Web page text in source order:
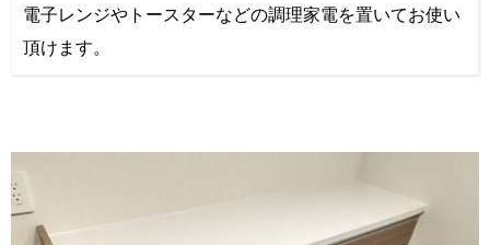
電子レンジやトースターなどの調理家電を置いてお使い
頂けます。